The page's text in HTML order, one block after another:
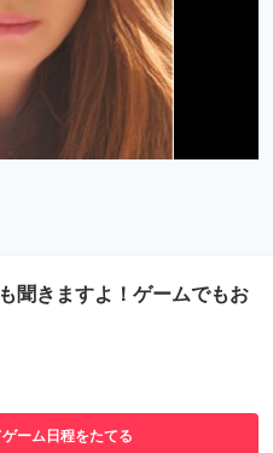
聞きますよ！ゲームでもお
ーム日程をたてる